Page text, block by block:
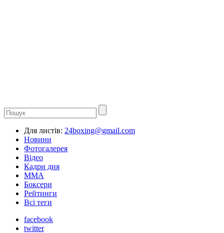
Для листів: 24boxing@gmail.com
Новини
Фотогалерея
Відео
Кадри дня
ММА
Боксери
Рейтинги
Всі теги
facebook
twitter